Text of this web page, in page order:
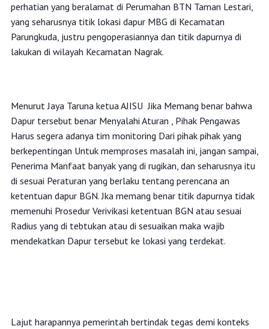
perhatian yang beralamat di Perumahan BTN Taman Lestari,
yang seharusnya titik lokasi dapur MBG di Kecamatan
Parungkuda, justru pengoperasiannya dan titik dapurnya di
lakukan di wilayah Kecamatan Nagrak.
‎Menurut Jaya Taruna ketua AJISU Jika Memang benar bahwa
Dapur tersebut benar Menyalahi Aturan , Pihak Pengawas
Harus segera adanya tim monitoring Dari pihak pihak yang
berkepentingan Untuk memproses masalah ini, jangan sampai,
Penerima Manfaat banyak yang di rugikan, dan seharusnya itu
di sesuai Peraturan yang berlaku tentang perencana an
ketentuan dapur BGN. Jka memang benar titik dapurnya tidak
memenuhi Prosedur Verivikasi ketentuan BGN atau sesuai
Radius yang di tebtukan atau di sesuaikan maka wajib
mendekatkan Dapur tersebut ke lokasi yang terdekat.
‎Lajut harapannya pemerintah bertindak tegas demi konteks